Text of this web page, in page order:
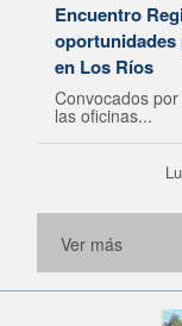
Encuentro
oportunidades
en Los Ríos
Convocados
las oficinas...
Ver más